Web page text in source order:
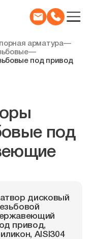
арматура—
—
под привод
под
дисковый
привод,
AISI304